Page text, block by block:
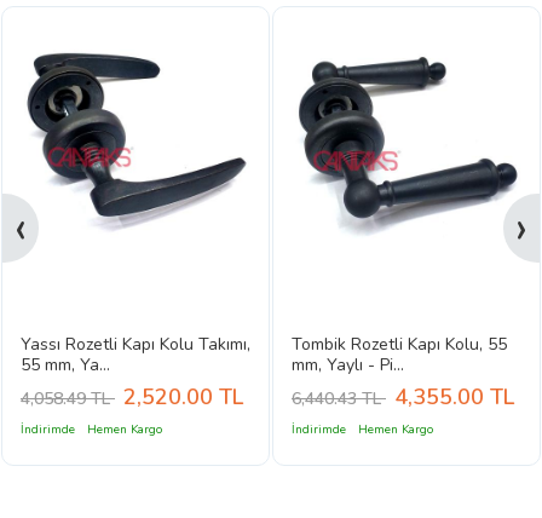
Yassı Rozetli Kapı Kolu Takımı,
55 mm, Ya...
4,058.49 TL 2,520.00 TL
İndirimde Hemen Kargo
Tombik Rozetli Kapı Kolu, 55
mm, Yaylı - Pi...
6,440.43 TL 4,355.00 TL
İndirimde Hemen Kargo
‹ ›